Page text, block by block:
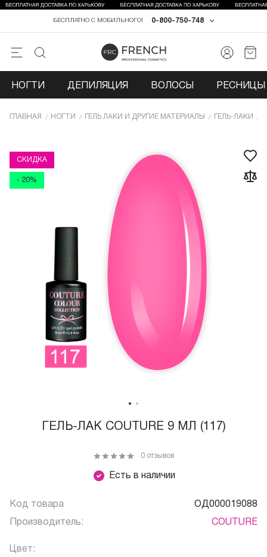
0-800-750-748
БЕСПЛАТНО С МОБИЛЬНОГО!
НОГТИ ДЕПИЛЯЦИЯ ВОЛОСЫ РЕСНИЦЫ
ГЛАВНАЯ НОГТИ ГЕЛЬ ЛАКИ И ДРУГИЕ МАТЕРИАЛЫ ГЕЛЬ-ЛАКИ
СКИДКА
- 20%
ГЕЛЬ-ЛАК COUTURE 9 МЛ (117)
Есть в наличии
0 отзывов
Код товара ОД000019088
Производитель: COUTURE
Цвет: